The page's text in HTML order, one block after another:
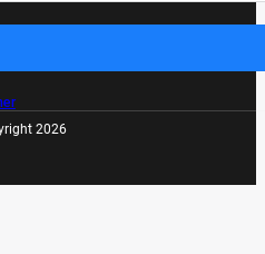
2026